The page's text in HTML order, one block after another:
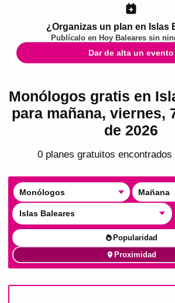
¿Organizas un plan en Islas
Publícalo en Hoy Balearessin
Dar de alta un evento
Monólogos gratis en
para mañana, viernes,
de 2026
0planes gratuitos encontrados
Monólogos Mañana
Islas Baleares
Popularidad
Proximidad